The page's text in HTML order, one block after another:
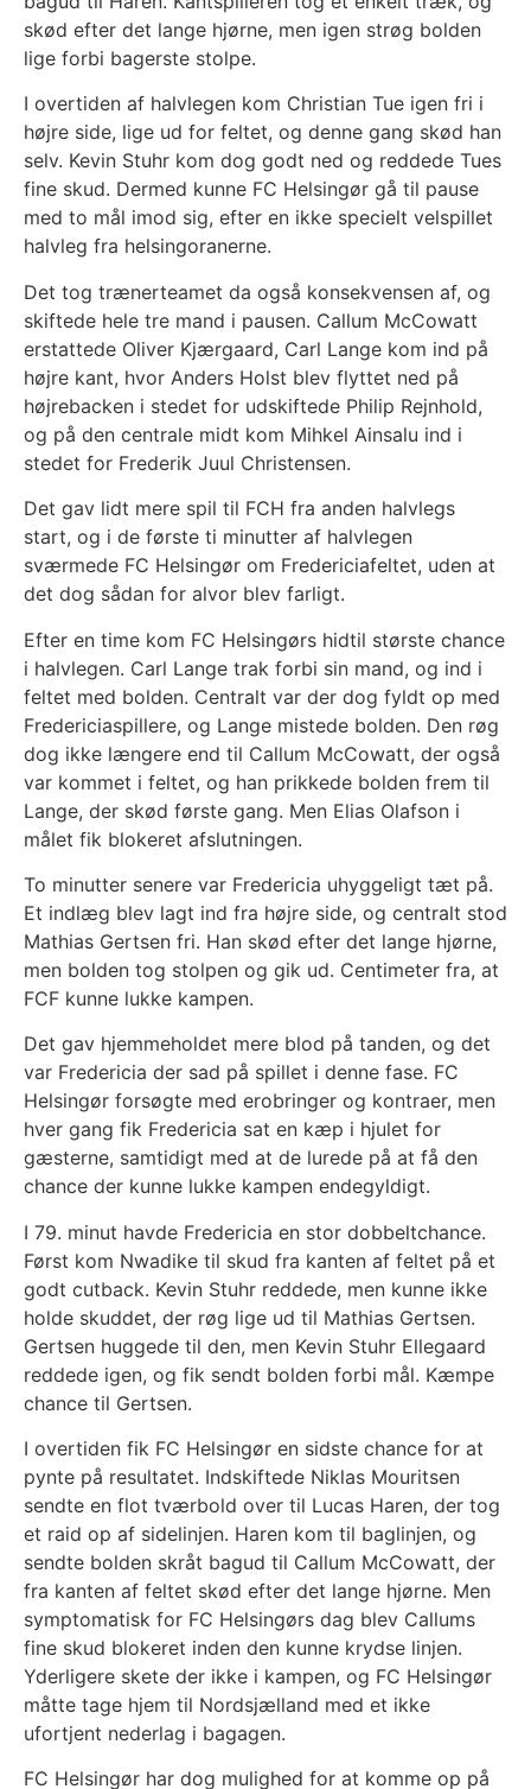
skød efter det lange hjørne, men igen strøg bolden
lige forbi bagerste stolpe.
I overtiden af halvlegen kom Christian Tue igen fri i
højre side, lige ud for feltet, og denne gang skød han
selv. Kevin Stuhr kom dog godt ned og reddede Tues
fine skud. Dermed kunne FC Helsingør gå til pause
med to mål imod sig, efter en ikke specielt velspillet
halvleg fra helsingoranerne.
Det tog trænerteamet da også konsekvensen af, og
skiftede hele tre mand i pausen. Callum McCowatt
erstattede Oliver Kjærgaard, Carl Lange kom ind på
højre kant, hvor Anders Holst blev flyttet ned på
højrebacken i stedet for udskiftede Philip Rejnhold,
og på den centrale midt kom Mihkel Ainsalu ind i
stedet for Frederik Juul Christensen.
Det gav lidt mere spil til FCH fra anden halvlegs
start, og i de første ti minutter af halvlegen
sværmede FC Helsingør om Fredericiafeltet, uden at
det dog sådan for alvor blev farligt.
Efter en time kom FC Helsingørs hidtil største chance
i halvlegen. Carl Lange trak forbi sin mand, og ind i
feltet med bolden. Centralt var der dog fyldt op med
Fredericiaspillere, og Lange mistede bolden. Den røg
dog ikke længere end til Callum McCowatt, der også
var kommet i feltet, og han prikkede bolden frem til
Lange, der skød første gang. Men Elias Olafson i
målet fik blokeret afslutningen.
To minutter senere var Fredericia uhyggeligt tæt på.
Et indlæg blev lagt ind fra højre side, og centralt stod
Mathias Gertsen fri. Han skød efter det lange hjørne,
men bolden tog stolpen og gik ud. Centimeter fra, at
FCF kunne lukke kampen.
Det gav hjemmeholdet mere blod på tanden, og det
var Fredericia der sad på spillet i denne fase. FC
Helsingør forsøgte med erobringer og kontraer, men
hver gang fik Fredericia sat en kæp i hjulet for
gæsterne, samtidigt med at de lurede på at få den
chance der kunne lukke kampen endegyldigt.
I 79. minut havde Fredericia en stor dobbeltchance.
Først kom Nwadike til skud fra kanten af feltet på et
godt cutback. Kevin Stuhr reddede, men kunne ikke
holde skuddet, der røg lige ud til Mathias Gertsen.
Gertsen huggede til den, men Kevin Stuhr Ellegaard
reddede igen, og fik sendt bolden forbi mål. Kæmpe
chance til Gertsen.
I overtiden fik FC Helsingør en sidste chance for at
pynte på resultatet. Indskiftede Niklas Mouritsen
sendte en flot tværbold over til Lucas Haren, der tog
et raid op af sidelinjen. Haren kom til baglinjen, og
sendte bolden skråt bagud til Callum McCowatt, der
fra kanten af feltet skød efter det lange hjørne. Men
symptomatisk for FC Helsingørs dag blev Callums
fine skud blokeret inden den kunne krydse linjen.
Yderligere skete der ikke i kampen, og FC Helsingør
måtte tage hjem til Nordsjælland med et ikke
ufortjent nederlag i bagagen.
FC Helsingør har dog mulighed for at komme op på